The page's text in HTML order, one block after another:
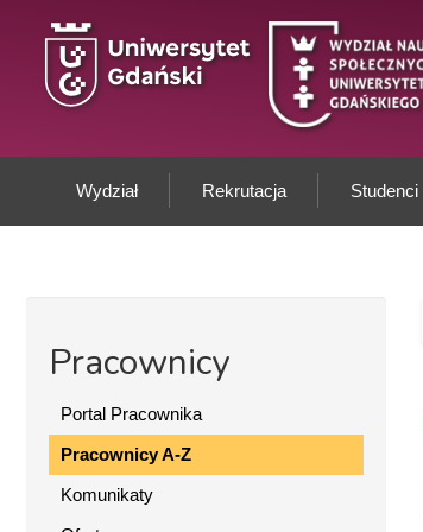
Wydział Rekrutacja Studenci
Pracownicy
Portal Pracownika
Pracownicy A-Z
Komunikaty